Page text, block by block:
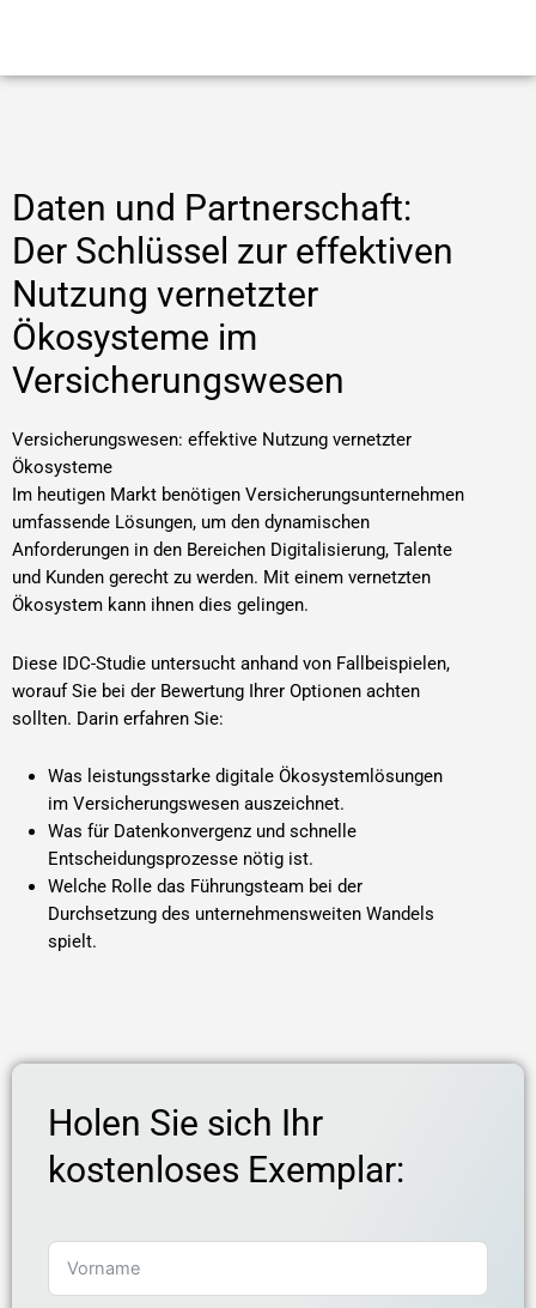
Daten und Partnerschaft:
Der Schlüssel zur effektiven
Nutzung vernetzter
Ökosysteme im
Versicherungswesen
Versicherungswesen: effektive Nutzung vernetzter
Ökosysteme
Im heutigen Markt benötigen Versicherungsunternehmen
umfassende Lösungen, um den dynamischen
Anforderungen in den Bereichen Digitalisierung, Talente
und Kunden gerecht zu werden. Mit einem vernetzten
Ökosystem kann ihnen dies gelingen.
Diese IDC-Studie untersucht anhand von Fallbeispielen,
worauf Sie bei der Bewertung Ihrer Optionen achten
sollten. Darin erfahren Sie:
Was leistungsstarke digitale Ökosystemlösungen
im Versicherungswesen auszeichnet.
Was für Datenkonvergenz und schnelle
Entscheidungsprozesse nötig ist.
Welche Rolle das Führungsteam bei der
Durchsetzung des unternehmensweiten Wandels
spielt.
Holen Sie sich Ihr
kostenloses Exemplar: